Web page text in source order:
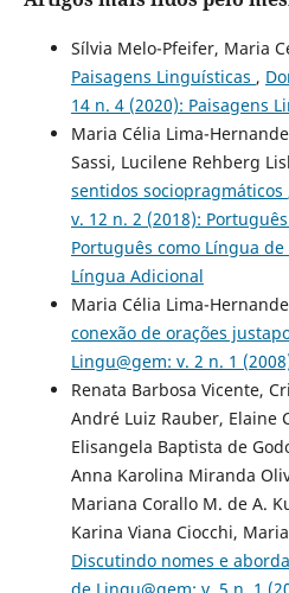
Sílvia Melo-Pfeifer, Maria
Paisagens Linguísticas ,
14 n. 4 (2020): Paisagens
Maria Célia Lima-
Sassi, Lucilene Rehberg
sentidos sociopragmáticos
v. 12 n. 2 (2018):
Português como Língua
Língua Adicional
Maria Célia Lima-
conexão de orações
Lingu@gem: v. 2 n. 1
Renata Barbosa Vicente,
André Luiz Rauber, Elaine
Elisangela Baptista de
Anna Karolina Miranda
Mariana Corallo M. de A.
Karina Viana Ciocchi,
Discutindo nomes e